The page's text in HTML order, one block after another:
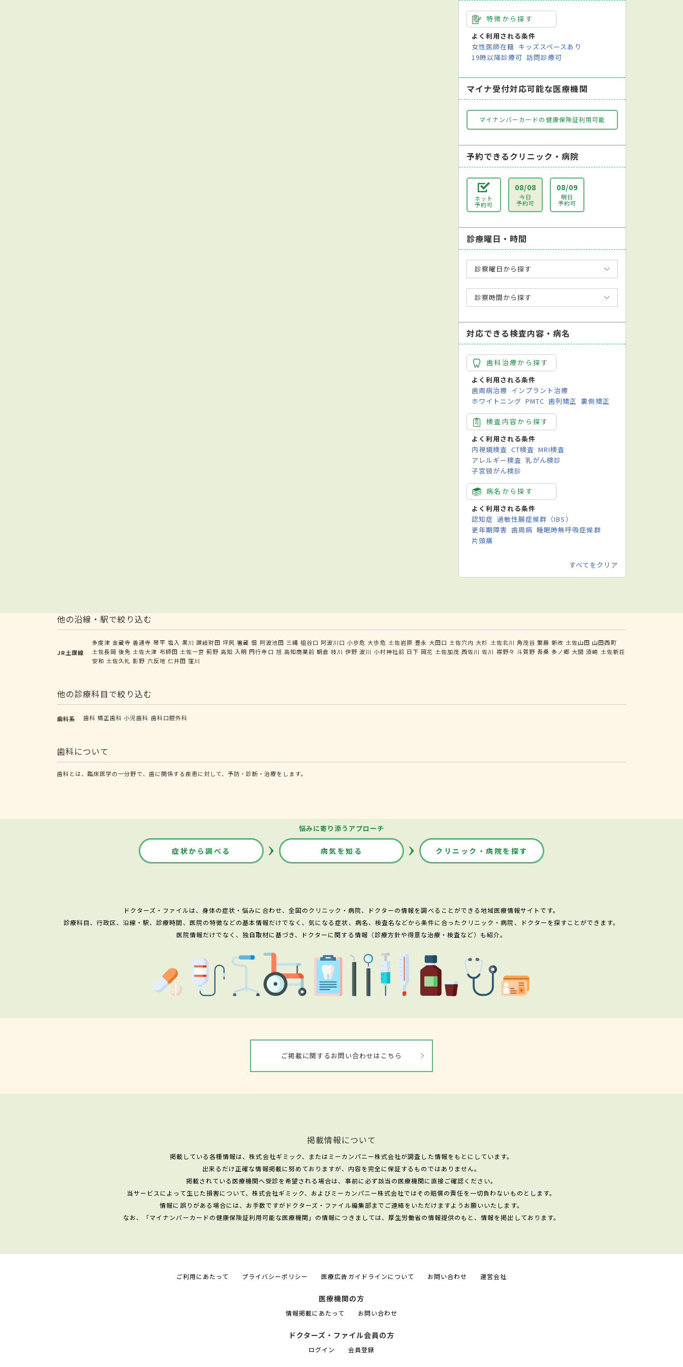
特徴から探す
よく利用される条件
女性医師在籍 キッズスペースあり
19時以降診療可 訪問診療可
マイナ受付対応可能な医療機関
マイナンバーカードの健康保険証利用可能
予約できるクリニック・病院
ネット
予約可
08/08
今日
予約可
08/09
明日
予約可
診療曜日・時間
診察曜日から探す
診察時間から探す
対応できる検査内容・病名
歯科治療から探す
よく利用される条件
歯周病治療 インプラント治療
ホワイトニング PMTC 歯列矯正 裏側矯正
検査内容から探す
よく利用される条件
内視鏡検査 CT検査 MRI検査
アレルギー検査 乳がん検診
子宮頸がん検診
病名から探す
よく利用される条件
認知症 過敏性腸症候群（IBS）
更年期障害 歯周病 睡眠時無呼吸症候群
片頭痛
すべてをクリア
他の沿線・駅で絞り込む
JR土讃線
多度津 金蔵寺 善通寺 琴平 塩入 黒川 讃岐財田 坪尻 箸蔵 佃 阿波池田 三縄 祖谷口 阿波川口 小歩危 大歩危 土佐岩原 豊永 大田口 土佐穴内 大杉 土佐北川 角茂谷 繁藤 新改 土佐山田 山田西町
土佐長岡 後免 土佐大津 布師田 土佐一宮 薊野 高知 入明 円行寺口 旭 高知商業前 朝倉 枝川 伊野 波川 小村神社前 日下 岡花 土佐加茂 西佐川 佐川 襟野々 斗賀野 吾桑 多ノ郷 大間 須崎 土佐新荘
安和 土佐久礼 影野 六反地 仁井田 窪川
他の診療科目で絞り込む
歯科系 歯科 矯正歯科 小児歯科 歯科口腔外科
歯科について
歯科とは、臨床医学の一分野で、歯に関係する疾患に対して、予防・診断・治療をします。
悩みに寄り添うアプローチ
症状から調べる 病気を知る クリニック・病院を探す
ドクターズ・ファイルは、身体の症状・悩みに合わせ、全国のクリニック・病院、ドクターの情報を調べることができる地域医療情報サイトです。
診療科目、行政区、沿線・駅、診療時間、医院の特徴などの基本情報だけでなく、気になる症状、病名、検査名などから条件に合ったクリニック・病院、ドクターを探すことができます。
医院情報だけでなく、独自取材に基づき、ドクターに関する情報（診療方針や得意な治療・検査など）も紹介。
ご掲載に関するお問い合わせはこちら
掲載情報について
掲載している各種情報は、株式会社ギミック、またはミーカンパニー株式会社が調査した情報をもとにしています。
出来るだけ正確な情報掲載に努めておりますが、内容を完全に保証するものではありません。
掲載されている医療機関へ受診を希望される場合は、事前に必ず該当の医療機関に直接ご確認ください。
当サービスによって生じた損害について、株式会社ギミック、およびミーカンパニー株式会社ではその賠償の責任を一切負わないものとします。
情報に誤りがある場合には、お手数ですがドクターズ・ファイル編集部までご連絡をいただけますようお願いいたします。
なお、「マイナンバーカードの健康保険証利用可能な医療機関」の情報につきましては、厚生労働省の情報提供のもと、情報を掲出しております。
ご利用にあたって プライバシーポリシー 医療広告ガイドラインについて お問い合わせ 運営会社
医療機関の方
情報掲載にあたって お問い合わせ
ドクターズ・ファイル会員の方
ログイン 会員登録